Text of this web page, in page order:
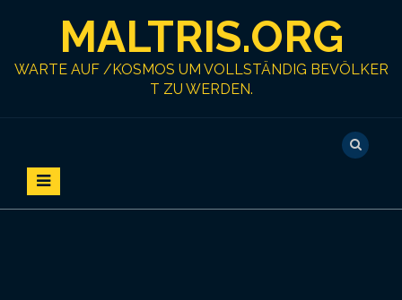
MALTRIS.ORG
WARTE AUF /KOSMOS UM VOLLSTÄNDIG BEVÖLKER
T ZU WERDEN.